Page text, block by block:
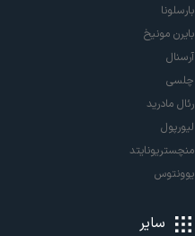
بارسلونا
بایرن مونیخ
آرسنال
چلسی
رئال مادرید
لیورپول
منچستریونایتد
یوونتوس
سایر